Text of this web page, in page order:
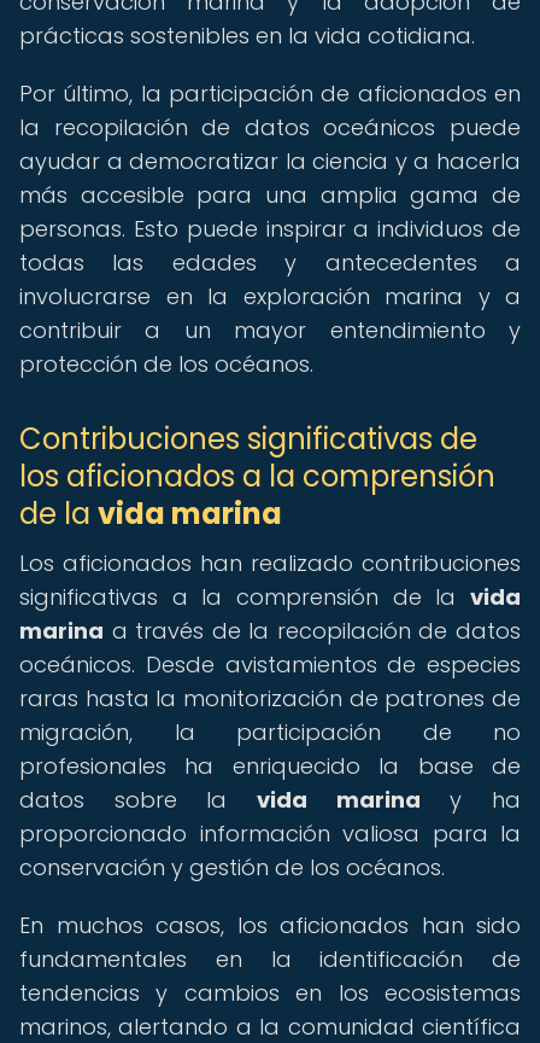
prácticas sostenibles en la vida cotidiana.
Por último, la participación de aficionados en
la recopilación de datos oceánicos puede
ayudar a democratizar la ciencia y a hacerla
más accesible para una amplia gama de
personas. Esto puede inspirar a individuos de
todas las edades y antecedentes a
involucrarse en la exploración marina y a
contribuir a un mayor entendimiento y
protección de los océanos.
Contribuciones significativas de
los aficionados a la comprensión
de la vida marina
Los aficionados han realizado contribuciones
significativas a la comprensión de la vida
marina a través de la recopilación de datos
oceánicos. Desde avistamientos de especies
raras hasta la monitorización de patrones de
migración, la participación de no
profesionales ha enriquecido la base de
datos sobre la vida marina y ha
proporcionado información valiosa para la
conservación y gestión de los océanos.
En muchos casos, los aficionados han sido
fundamentales en la identificación de
tendencias y cambios en los ecosistemas
marinos, alertando a la comunidad científica